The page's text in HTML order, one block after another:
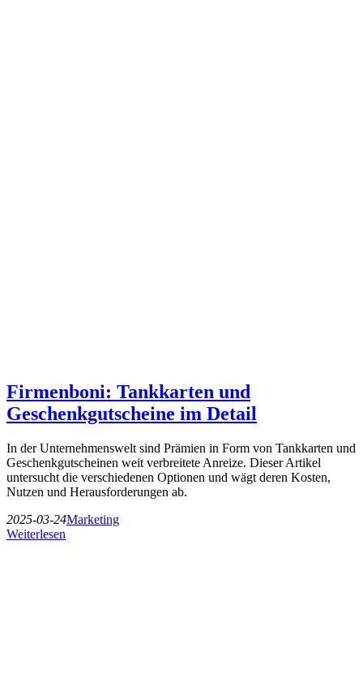
Firmenboni: Tankkarten und
Geschenkgutscheine im Detail
In der Unternehmenswelt sind Prämien in Form von Tankkarten und
Geschenkgutscheinen weit verbreitete Anreize. Dieser Artikel
untersucht die verschiedenen Optionen und wägt deren Kosten,
Nutzen und Herausforderungen ab.
2025-03-24Marketing
Weiterlesen